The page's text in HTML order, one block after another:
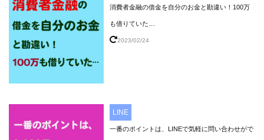
消費者金融の借金を自分のお金と勘違い！100万
も借りていた…
2023/02/24
LINE
一番のポイントは、LINEで気軽に問い合わせがで